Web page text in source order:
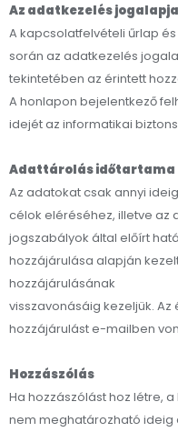
Az adatkezelés jogalapja
A kapcsolatfelvételi űrlap
során az adatkezelés
tekintetében az érintett
A honlapon bejelentkező
idejét az informatikai
Adattárolás időtartama
Az adatokat csak annyi
célok eléréséhez, illetve az
jogszabályok által előírt
hozzájárulása alapján
hozzájárulásának
visszavonásáig kezeljük.
hozzájárulást e-mailben
Hozzászólás
Ha hozzászólást hoz létre,
nem meghatározható ideig